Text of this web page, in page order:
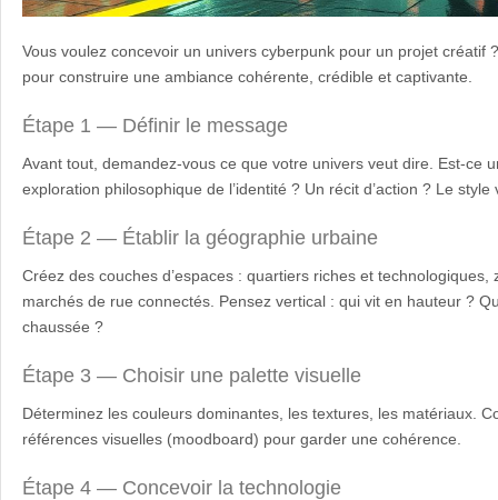
Vous voulez concevoir un univers cyberpunk pour un projet créatif
pour construire une ambiance cohérente, crédible et captivante.
Étape 1 — Définir le message
Avant tout, demandez-vous ce que votre univers veut dire. Est-ce
exploration philosophique de l’identité ? Un récit d’action ? Le
Étape 2 — Établir la géographie urbaine
Créez des couches d’espaces : quartiers riches et technologiques,
marchés de rue connectés. Pensez vertical : qui vit en hauteur ?
chaussée ?
Étape 3 — Choisir une palette visuelle
Déterminez les couleurs dominantes, les textures, les matériaux.
références visuelles (moodboard) pour garder une cohérence.
Étape 4 — Concevoir la technologie